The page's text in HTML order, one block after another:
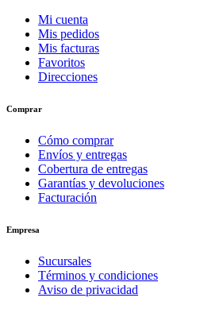
Mi cuenta
Mis pedidos
Mis facturas
Favoritos
Direcciones
Comprar
Cómo comprar
Envíos y entregas
Cobertura de entregas
Garantías y devoluciones
Facturación
Empresa
Sucursales
Términos y condiciones
Aviso de privacidad